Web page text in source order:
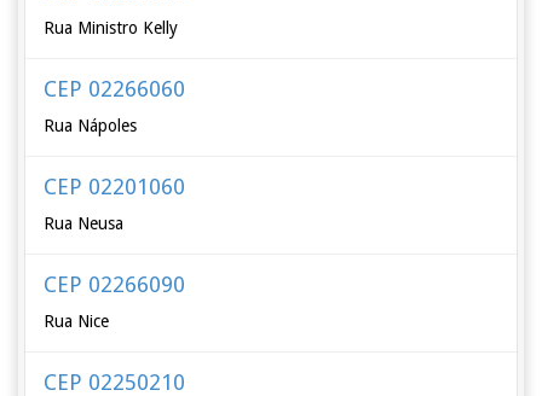
Rua Ministro Kelly
CEP 02266060
Rua Nápoles
CEP 02201060
Rua Neusa
CEP 02266090
Rua Nice
CEP 02250210